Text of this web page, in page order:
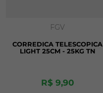
FGV
CORREDICA TELESCOPICA
LIGHT 25CM - 25KG TN
R$ 9,90